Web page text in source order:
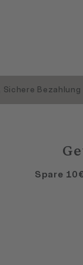
Sichere Bezahlung
Spare